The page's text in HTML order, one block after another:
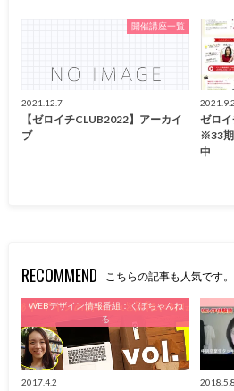
開催講座一覧
2021.12.7
【ゼロイチCLUB2022】アーカイ
ブ
ゼロ
※33期
中
RECOMMEND こちらの記事も人気です。
WEBデザイン情報番組：くぼちゃんね
る
2017.4.2 2018.5.8